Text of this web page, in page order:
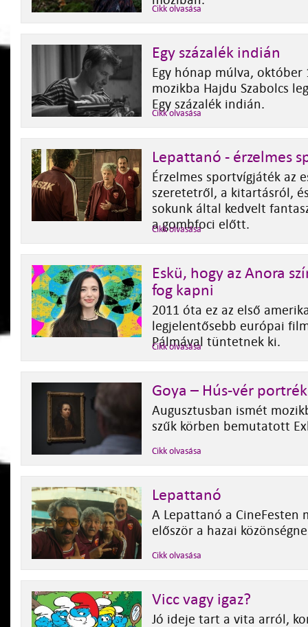
Cikk olvasása
Egy százalék indián
Egy hónap múlva, október
mozikba Hajdu Szabolcs
Egy százalék indián.
Cikk olvasása
Lepattanó - érzelmes
Érzelmes sportvígjáték az
szeretetről, a kitartásról,
sokunk által kedvelt
a gombfoci előtt.
Cikk olvasása
Eskü, hogy az Anora
fog kapni
2011 óta ez az első
legjelentősebb európai
Pálmával tüntetnek ki.
Cikk olvasása
Goya – Hús-vér portrék
Augusztusban ismét
szűk körben bemutatott
Cikk olvasása
Lepattanó
A Lepattanó a CineFesten
először a hazai
Cikk olvasása
Vicc vagy igaz?
Jó ideje tart a vita arról,